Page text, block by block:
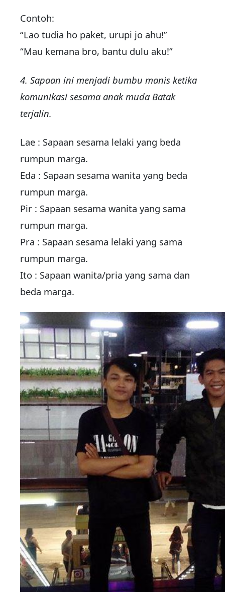
Contoh:
“Lao tudia ho paket, urupi jo ahu!”
“Mau kemana bro, bantu dulu aku!”
4. Sapaan ini menjadi bumbu manis ketika
komunikasi sesama anak muda Batak
terjalin.
Lae : Sapaan sesama lelaki yang beda
rumpun marga.
Eda : Sapaan sesama wanita yang beda
rumpun marga.
Pir : Sapaan sesama wanita yang sama
rumpun marga.
Pra : Sapaan sesama lelaki yang sama
rumpun marga.
Ito : Sapaan wanita/pria yang sama dan
beda marga.